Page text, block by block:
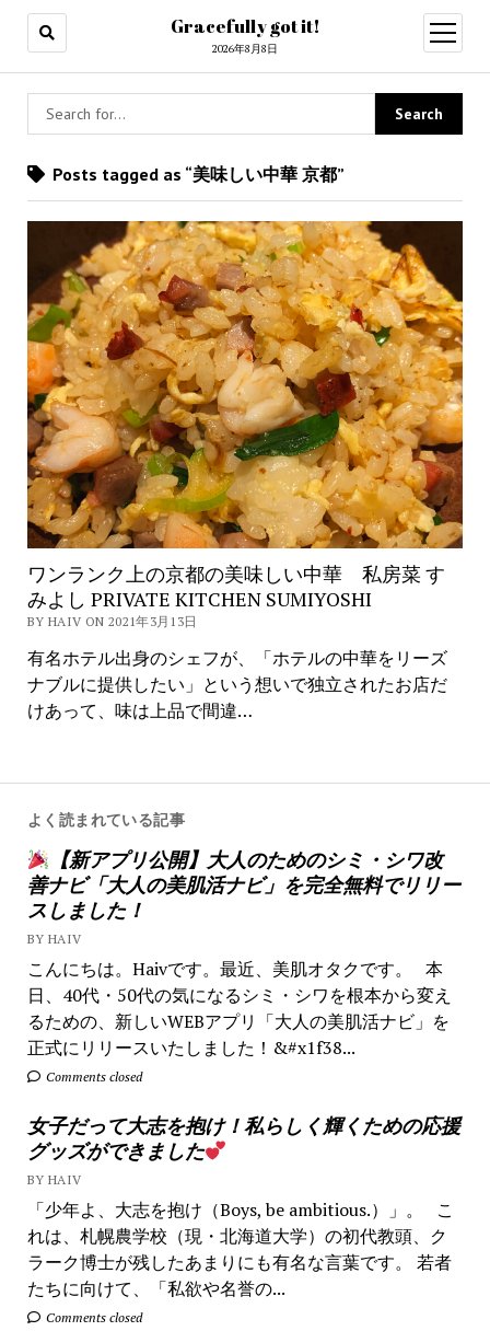
Gracefully got it!
2026年8月8日
open
menu
よく読まれている記事
【新アプリ公開】大人のためのシミ・シワ改
善ナビ「大人の美肌活ナビ」を完全無料でリリー
スしました！
BY HAIV
こんにちは。Haivです。最近、美肌オタクです。 本
日、40代・50代の気になるシミ・シワを根本から変え
るための、新しいWEBアプリ「大人の美肌活ナビ」を
正式にリリースいたしました！&#x1f38...
Comments closed
女子だって大志を抱け！私らしく輝くための応援
グッズができました
BY HAIV
「少年よ、大志を抱け（Boys, be ambitious.）」。 こ
れは、札幌農学校（現・北海道大学）の初代教頭、ク
ラーク博士が残したあまりにも有名な言葉です。 若者
たちに向けて、「私欲や名誉の...
Comments closed
Posts tagged as “美味しい中華 京都”
ワンランク上の京都の美味しい中華 私房菜 す
みよし PRIVATE KITCHEN SUMIYOSHI
BY HAIV ON 2021年3月13日
有名ホテル出身のシェフが、「ホテルの中華をリーズ
ナブルに提供したい」という想いで独立されたお店だ
けあって、味は上品で間違…